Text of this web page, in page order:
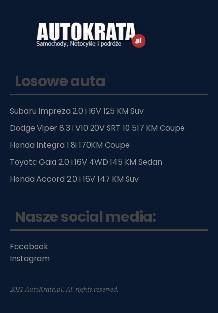
Losowe auta
Subaru Impreza 2.0 i 16V 125 KM Suv
Dodge Viper 8.3 i V10 20V SRT 10 517 KM Coupe
Honda Integra 1.8i 170KM Coupe
Toyota Gaia 2.0 i 16V 4WD 145 KM Sedan
Honda Accord 2.0 i 16V 147 KM Suv
Nasze social media:
Facebook
Instagram
2021 AutoKrata.pl. All rights reserved.